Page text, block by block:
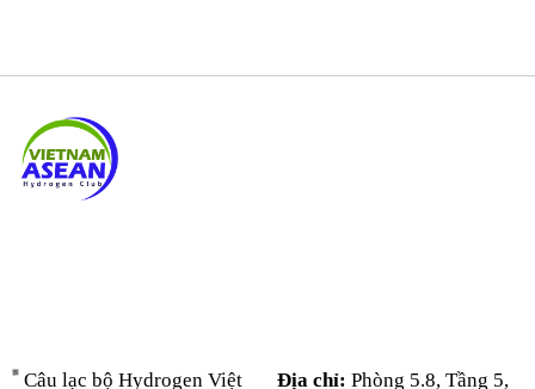
Câu lạc bộ Hydrogen Việt Địa chỉ: Phòng 5.8, Tầng 5,